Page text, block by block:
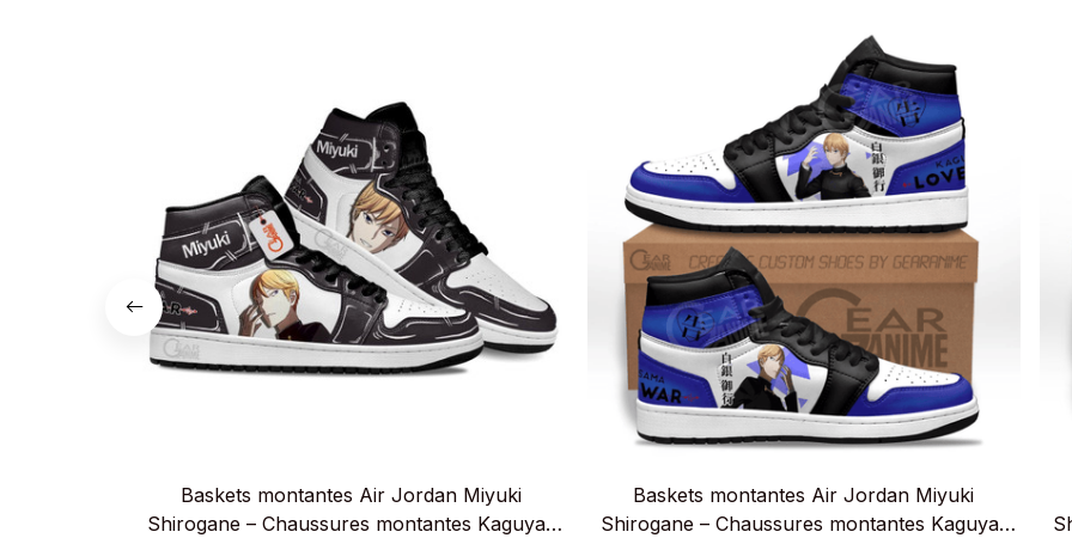
Baskets montantes Air Jordan Miyuki
Shirogane – Chaussures montantes Kaguya-
Baskets montantes Air Jordan Miyuki
Shirogane – Chaussures montantes Kaguya-